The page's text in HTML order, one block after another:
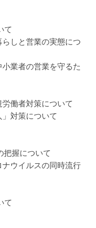
て
らしと営業の実態につ
小業者の営業を守るた
労働者対策について
」対策について
把握について
ナウイルスの同時流行
て